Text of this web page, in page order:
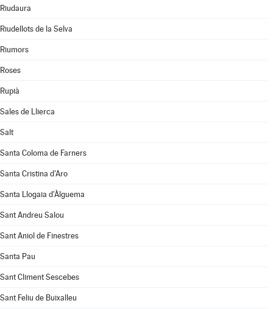
Riudaura
Riudellots de la Selva
Riumors
Roses
Rupià
Sales de Llierca
Salt
Santa Coloma de Farners
Santa Cristina d'Aro
Santa Llogaia d'Àlguema
Sant Andreu Salou
Sant Aniol de Finestres
Santa Pau
Sant Climent Sescebes
Sant Feliu de Buixalleu